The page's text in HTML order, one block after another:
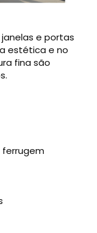
e portas
estética e no
fina são
ferrugem